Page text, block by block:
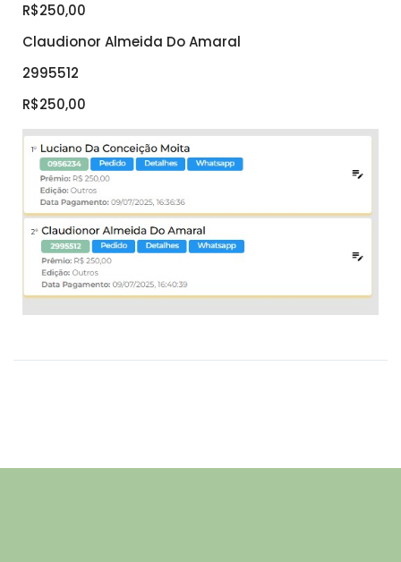
R$250,00
Claudionor Almeida Do Amaral
2995512
R$250,00